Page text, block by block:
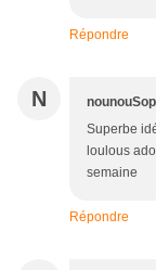
Répondre
N
Superbe
loulous
semaine
Répondre